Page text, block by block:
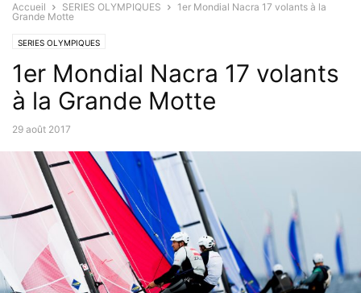
Accueil SERIES OLYMPIQUES
1er Mondial Nacra 17 volants à la
Grande Motte
SERIES OLYMPIQUES
1er Mondial Nacra 17 volants
à la Grande Motte
29 août 2017